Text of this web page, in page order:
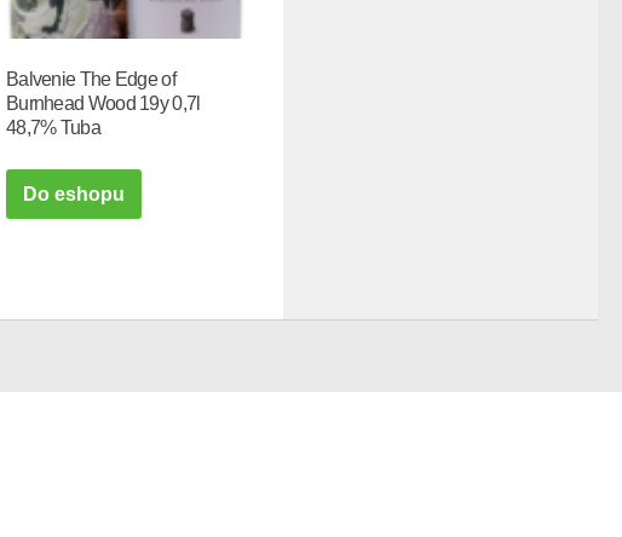
Balvenie The Edge of
Burnhead Wood 19y 0,7l
48,7% Tuba
Do eshopu